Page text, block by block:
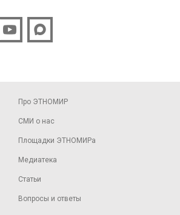
Про ЭТНОМИР
СМИ о нас
Площадки ЭТНОМИРа
Медиатека
Статьи
Вопросы и ответы